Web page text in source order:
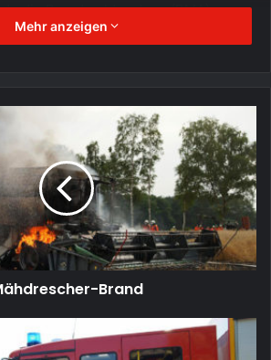
die Brandmeldeanlage (BMA)
Begehung des
Einsatzkräfte warteten
Montur und zum Teil in Atemschutz-
auf ihren möglichen
Nachdem eine Gefahr
konnte, wurde auch die BMA
Nach 25 Minuten konnte
werden. [tbc]
Mehr anzeigen
Brand